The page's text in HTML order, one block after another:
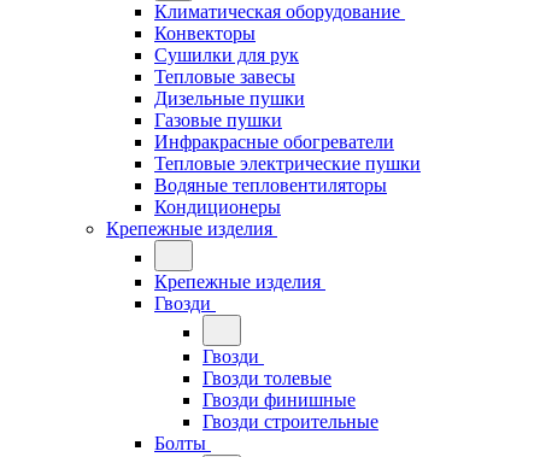
Климатическая оборудование
Конвекторы
Сушилки для рук
Тепловые завесы
Дизельные пушки
Газовые пушки
Инфракрасные обогреватели
Тепловые электрические пушки
Водяные тепловентиляторы
Кондиционеры
Крепежные изделия
Крепежные изделия
Гвозди
Гвозди
Гвозди толевые
Гвозди финишные
Гвозди строительные
Болты